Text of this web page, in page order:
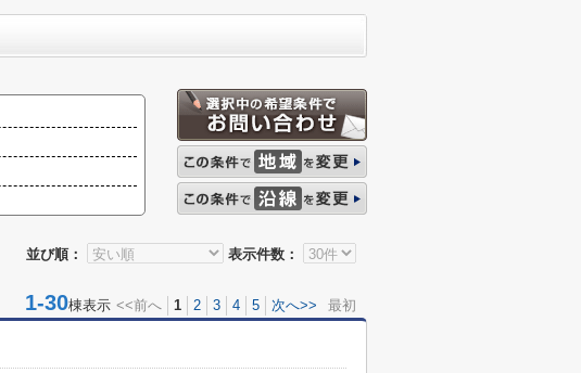
並び順： 表示件数：
1-30棟表示 <<前へ 1 2 3 4 5 次へ>> 最初